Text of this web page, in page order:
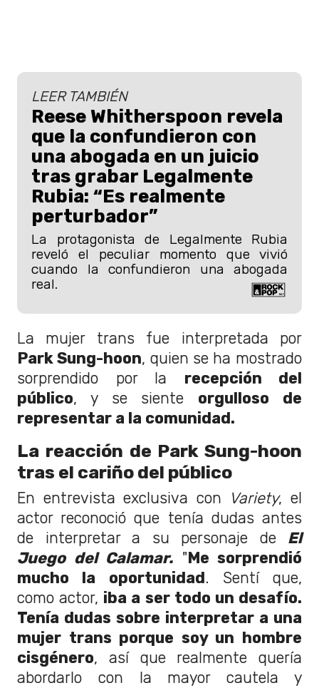
LEER TAMBIÉN
Reese Whitherspoon revela
que la confundieron con
una abogada en un juicio
tras grabar Legalmente
Rubia: “Es realmente
perturbador”
La protagonista de Legalmente Rubia
reveló el peculiar momento que vivió
cuando la confundieron una abogada
real.
La mujer trans fue interpretada por
Park Sung-hoon, quien se ha mostrado
sorprendido por la recepción del
público, y se siente orgulloso de
representar a la comunidad.
La reacción de Park Sung-hoon
tras el cariño del público
En entrevista exclusiva con Variety, el
actor reconoció que tenía dudas antes
de interpretar a su personaje de El
Juego del Calamar. "Me sorprendió
mucho la oportunidad. Sentí que,
como actor, iba a ser todo un desafío.
Tenía dudas sobre interpretar a una
mujer trans porque soy un hombre
cisgénero, así que realmente quería
abordarlo con la mayor cautela y